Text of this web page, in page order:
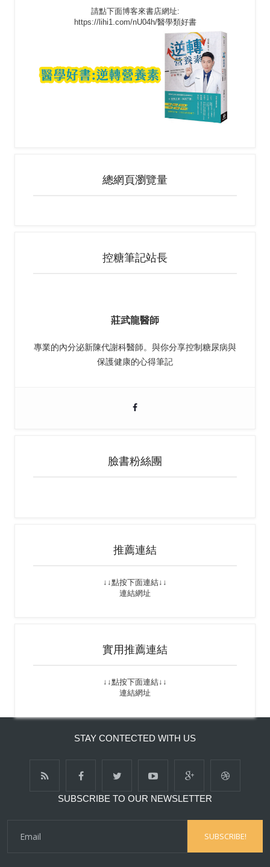
請點下面博客來書店網址:
https://lihi1.com/nU04h/醫學類好書
總網頁瀏覽量
控糖筆記站長
莊武龍醫師
專業的內分泌新陳代謝科醫師。與你分享控制糖尿病與
保護健康的心得筆記
臉書粉絲團
推薦連結
↓↓點按下面連結↓↓
連結網址
實用推薦連結
↓↓點按下面連結↓↓
連結網址
STAY CONTECTED WITH US
SUBSCRIBE TO OUR NEWSLETTER